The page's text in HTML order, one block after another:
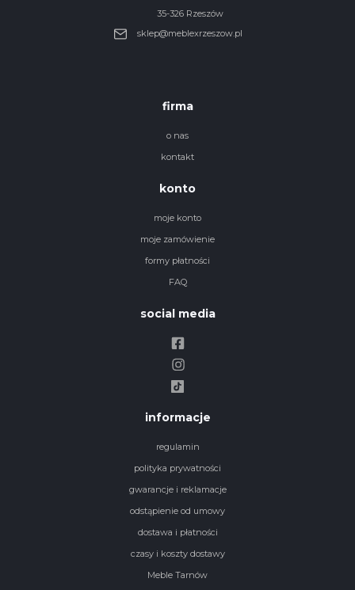
35-326 Rzeszów
sklep@meblexrzeszow.pl
firma
o nas
kontakt
konto
moje konto
moje zamówienie
formy płatności
FAQ
social media
informacje
regulamin
polityka prywatności
gwarancje i reklamacje
odstąpienie od umowy
dostawa i płatności
czasy i koszty dostawy
Meble Tarnów